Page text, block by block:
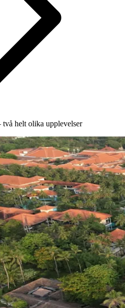
helt olika upplevelser